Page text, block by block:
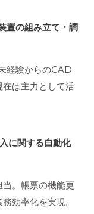
置の組み立て・調
経験からのCAD
は主力として活
に関する自動化
。帳票の機能更
効率化を実現。